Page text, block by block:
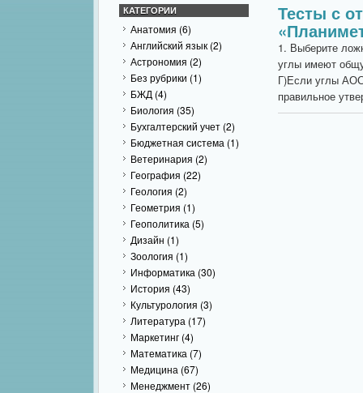
КАТЕГОРИИ
Анатомия (6)
Английский язык (2)
Астрономия (2)
Без рубрики (1)
БЖД (4)
Биология (35)
Бухгалтерский учет (2)
Бюджетная система (1)
Ветеринария (2)
География (22)
Геология (2)
Геометрия (1)
Геополитика (5)
Дизайн (1)
Зоология (1)
Информатика (30)
История (43)
Культурология (3)
Литература (17)
Маркетинг (4)
Математика (7)
Медицина (67)
Менеджмент (26)
Тесты с
1. Выберите
углы имеют
Г)Если углы
правильное